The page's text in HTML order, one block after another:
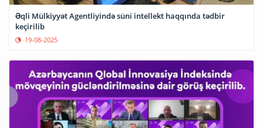
Əqli Mülkiyyət Agentliyində süni intellekt haqqında tədbir
keçirilib
19-08-2025